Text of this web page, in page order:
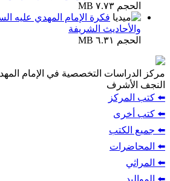
الحجم ٧.٧٣ MB
فكرة الإمام المهدي عليه
والأحاديث الشريفة
الحجم ٦.٣١ MB
مركز الدراسات التخصصية في الإمام
النجف الأشرف
⬅️ كتب المركز
⬅️ كتب أخرى
⬅️ جميع الكتب
⬅️ المحاضرات
⬅️ المراثي
⬅️ المواليد